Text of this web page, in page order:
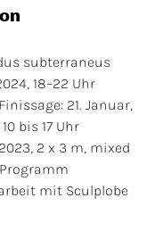
subterraneus
18–22 Uhr
21. Januar,
bis 17 Uhr
2 x 3 m, mixed
mit Sculplobe